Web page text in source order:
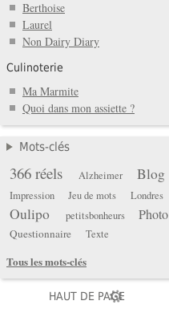
Berthoise
Laurel
Non Dairy Diary
Culinoterie
Ma Marmite
Quoi dans mon assiette ?
Mots-clés
366 réels Alzheimer Blog
Impression Jeu de mots Londres
Oulipo petitsbonheurs Photo
Questionnaire Texte
Tous les mots-clés
HAUT DE PAGE